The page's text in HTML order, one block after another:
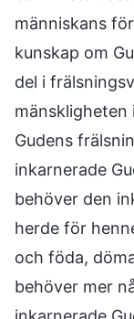
människans
kunskap om
del i
mänskligheten
Gudens
inkarnerade
behöver den
herde för
och föda,
behöver mer